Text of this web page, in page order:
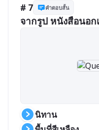
# 7 คำตอบสั้น
จากรูป หนังสือนอ
นิทาน